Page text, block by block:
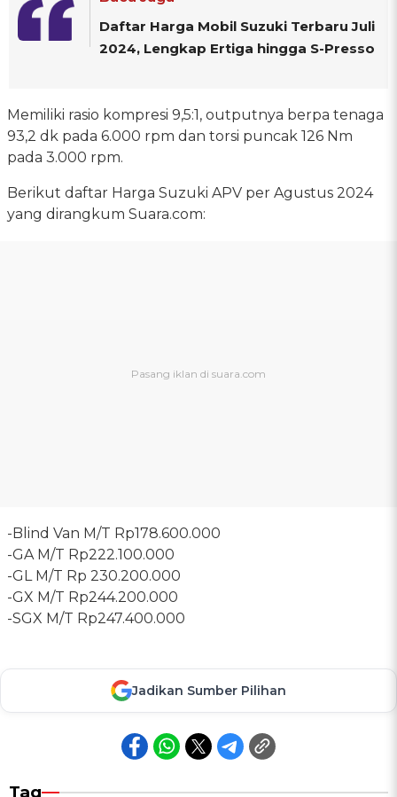
Daftar Harga Mobil Suzuki Terbaru Juli
2024, Lengkap Ertiga hingga S-Presso
Memiliki rasio kompresi 9,5:1, outputnya berpa tenaga
93,2 dk pada 6.000 rpm dan torsi puncak 126 Nm
pada 3.000 rpm.
Berikut daftar Harga Suzuki APV per Agustus 2024
yang dirangkum Suara.com:
-Blind Van M/T Rp178.600.000
-GA M/T Rp222.100.000
-GL M/T Rp 230.200.000
-GX M/T Rp244.200.000
-SGX M/T Rp247.400.000
Jadikan Sumber Pilihan
Tag